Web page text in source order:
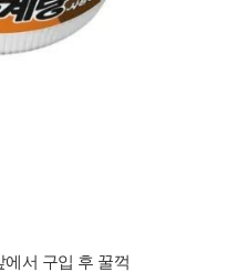
서 구입 후 꿀꺽